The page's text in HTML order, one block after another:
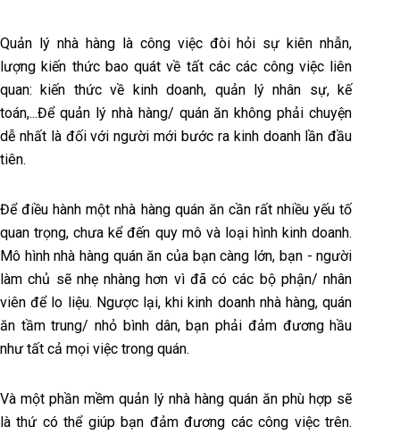
Quản lý nhà hàng là công việc đòi hỏi sự kiên nhẫn,
lượng kiến thức bao quát về tất các các công việc liên
quan: kiến thức về kinh doanh, quản lý nhân sự, kế
toán,...Để quản lý nhà hàng/ quán ăn không phải chuyện
dễ nhất là đối với người mới bước ra kinh doanh lần đầu
tiên.
Để điều hành một nhà hàng quán ăn cần rất nhiều yếu tố
quan trọng, chưa kể đến quy mô và loại hình kinh doanh.
Mô hình nhà hàng quán ăn của bạn càng lớn, bạn - người
làm chủ sẽ nhẹ nhàng hơn vì đã có các bộ phận/ nhân
viên để lo liệu. Ngược lại, khi kinh doanh nhà hàng, quán
ăn tầm trung/ nhỏ bình dân, bạn phải đảm đương hầu
như tất cả mọi việc trong quán.
Và một phần mềm quản lý nhà hàng quán ăn phù hợp sẽ
là thứ có thể giúp bạn đảm đương các công việc trên.